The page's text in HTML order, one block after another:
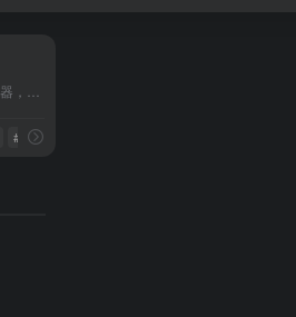
# 美图AI